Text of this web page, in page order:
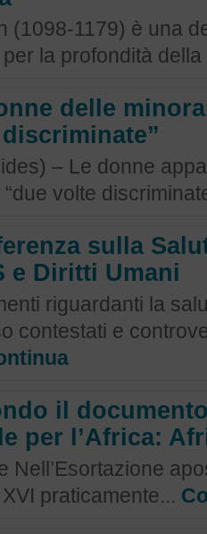
(1098-1179) è una
la profondità
delle
– Le donne
volte
sulla
e Diritti Umani
riguardanti la
contestati e
il
per l’Africa:
Nell’Esortazione
praticamente...